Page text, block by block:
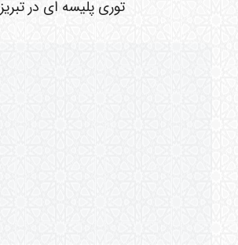
توری پلیسه ای در تبریز